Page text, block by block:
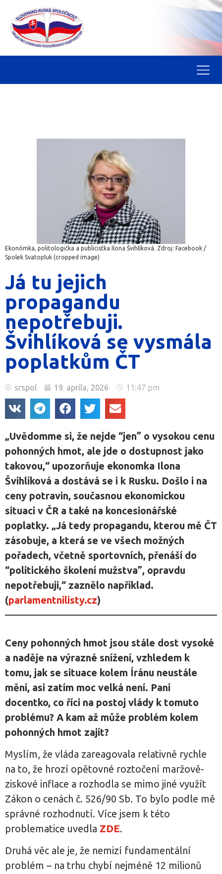
Ekonómka, politologička a publicistka Ilona Švihlíková. Zdroj: Facebook /
Spolek Svatopluk (cropped image)
Já tu jejich
propagandu
nepotřebuji.
Švihlíková se vysmála
poplatkům ČT
srspol 19. apríla, 2026 11:47 pm
„Uvědomme si, že nejde “jen” o vysokou cenu
pohonných hmot, ale jde o dostupnost jako
takovou,“ upozorňuje ekonomka Ilona
Švihlíková a dostává se i k Rusku. Došlo i na
ceny potravin, současnou ekonomickou
situaci v ČR a také na koncesionářské
poplatky. „Já tedy propagandu, kterou mě ČT
zásobuje, a která se ve všech možných
pořadech, včetně sportovních, přenáší do
“politického školení mužstva”, opravdu
nepotřebuji,“ zaznělo například.
(parlamentnilisty.cz)
Ceny pohonných hmot jsou stále dost vysoké
a naděje na výrazné snížení, vzhledem k
tomu, jak se situace kolem Íránu neustále
mění, asi zatím moc velká není. Paní
docentko, co říci na postoj vlády k tomuto
problému? A kam až může problém kolem
pohonných hmot zajít?
Myslím, že vláda zareagovala relativně rychle
na to, že hrozí opětovné roztočení maržově-
ziskové inflace a rozhodla se mimo jiné využít
Zákon o cenách č. 526/90 Sb. To bylo podle mě
správné rozhodnutí. Více jsem k této
problematice uvedla ZDE.
Druhá věc ale je, že nemizí fundamentální
problém – na trhu chybí nejméně 12 milionů